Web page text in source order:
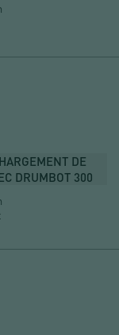
DE
DRUMBOT 300